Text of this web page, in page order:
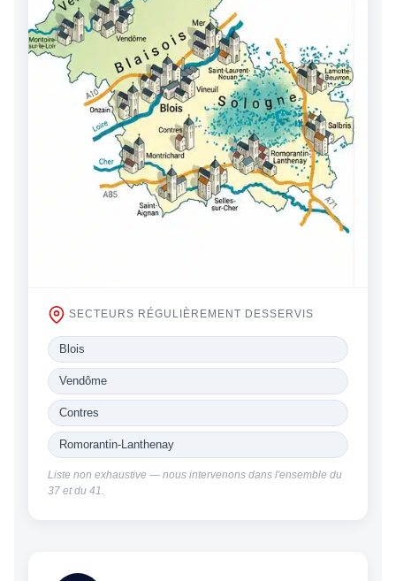
SECTEURS RÉGULIÈREMENT DESSERVIS
Blois
Vendôme
Contres
Romorantin-Lanthenay
Liste non exhaustive — nous intervenons dans l'ensemble du
37 et du 41.